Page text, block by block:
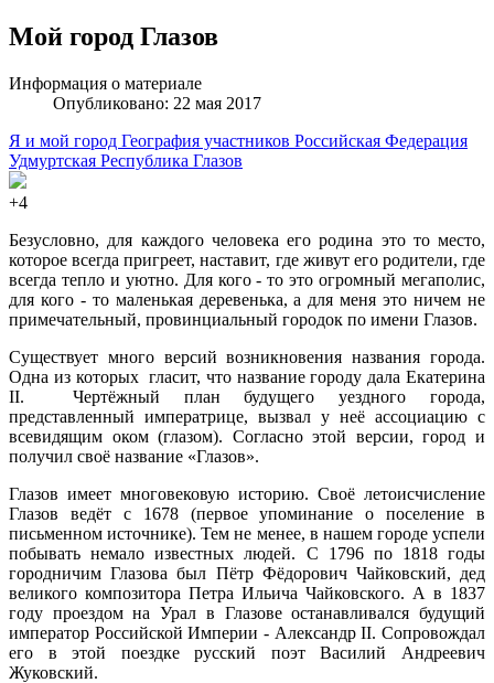
Мой город Глазов
Информация о материале
Опубликовано: 22 мая 2017
Я и мой город География участников Российская Федерация
Удмуртская Республика Глазов
+4
Безусловно, для каждого человека его родина это то место,
которое всегда пригреет, наставит, где живут его родители, где
всегда тепло и уютно. Для кого - то это огромный мегаполис,
для кого - то маленькая деревенька, а для меня это ничем не
примечательный, провинциальный городок по имени Глазов.
Существует много версий возникновения названия города.
Одна из которых гласит, что название городу дала Екатерина
II. Чертёжный план будущего уездного города,
представленный императрице, вызвал у неё ассоциацию с
всевидящим оком (глазом). Согласно этой версии, город и
получил своё название «Глазов».
Глазов имеет многовековую историю. Своё летоисчисление
Глазов ведёт с 1678 (первое упоминание о поселение в
письменном источнике). Тем не менее, в нашем городе успели
побывать немало известных людей. С 1796 по 1818 годы
городничим Глазова был Пётр Фёдорович Чайковский, дед
великого композитора Петра Ильича Чайковского. А в 1837
году проездом на Урал в Глазове останавливался будущий
император Российской Империи - Александр II. Сопровождал
его в этой поездке русский поэт Василий Андреевич
Жуковский.